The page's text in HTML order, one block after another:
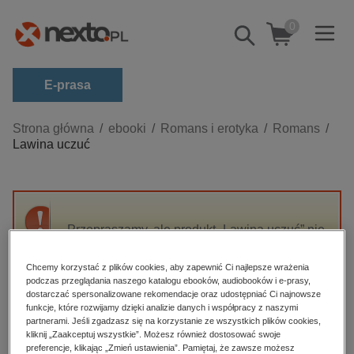
Pokaż/schowaj
wyszukiwarkę
0
E-prasa
Kategorie
Zobacz wszystkie E-prasa
budownictwo, aranżacja wnętrz
darmowe wydania
edukacja
hobby, sport, rozrywka
komputery, internet, technologie, informatyka
Strona główna ebooki Romans i erotyka
Romans
Lawina uczuć
Przepraszamy, ale produkt „Lawina uczuć” nie
High-contrast mode
Polecane
Chcemy korzystać z plików cookies, aby zapewnić Ci najlepsze wrażenia
podczas przeglądania naszego katalogu ebooków, audiobooków i e-prasy,
dostarczać spersonalizowane rekomendacje oraz udostępniać Ci najnowsze
funkcje, które rozwijamy dzięki analizie danych i współpracy z naszymi
partnerami. Jeśli zgadzasz się na korzystanie ze wszystkich plików cookies,
kliknij „Zaakceptuj wszystkie”. Możesz również dostosować swoje
preferencje, klikając „Zmień ustawienia”. Pamiętaj, że zawsze możesz